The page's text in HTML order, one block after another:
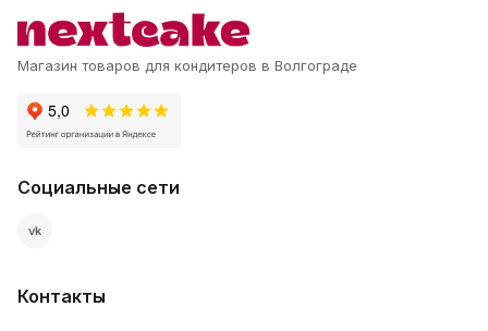
Магазин товаров для кондитеров в Волгограде
Социальные сети
vk
Контакты